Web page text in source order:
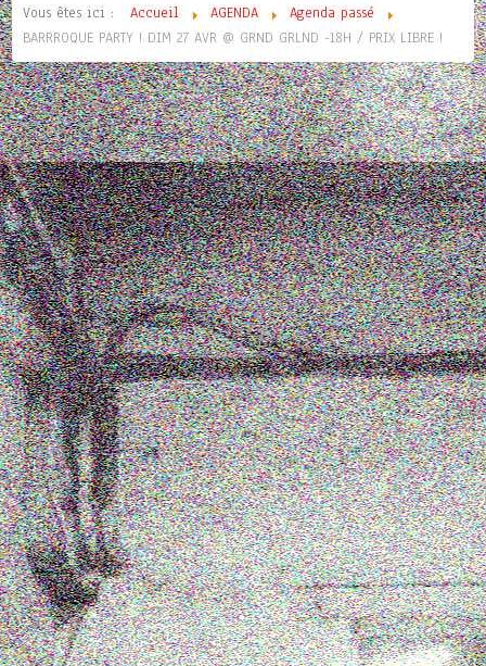
Vous êtes ici : Accueil AGENDA
Agenda passé
BARRROQUE PARTY ! DIM 27 AVR @ GRND GRLND -18H / PRIX LIBRE !